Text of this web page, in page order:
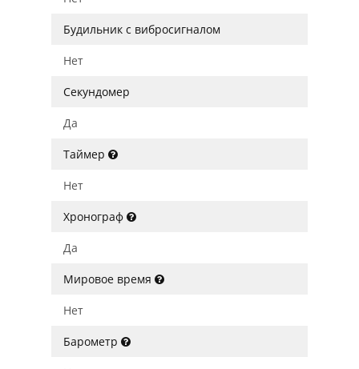
Будильник с вибросигналом
Нет
Секундомер
Да
Таймер
Нет
Хронограф
Да
Мировое время
Нет
Барометр